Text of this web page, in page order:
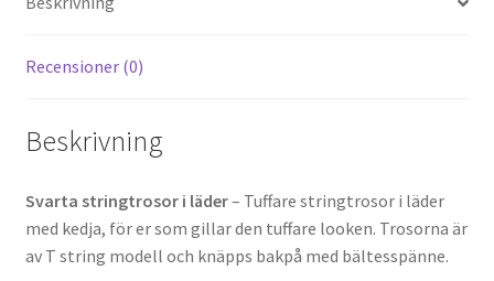
Recensioner (0)
Beskrivning
Svarta stringtrosor i läder– Tuffare stringtrosor i läder
med kedja, för er som gillar den tuffare looken. Trosorna är
av T string modell och knäpps bakpå med bältesspänne.